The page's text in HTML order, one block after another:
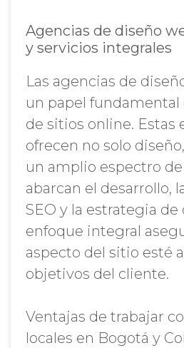
Agencias de diseño
y servicios integrales
Las agencias de
un papel fundamental
de sitios online. Estas
ofrecen no solo
un amplio espectro
abarcan el desarrollo,
SEO y la estrategia
enfoque integral
aspecto del sitio esté
objetivos del cliente.
Ventajas de trabajar
locales en Bogotá y